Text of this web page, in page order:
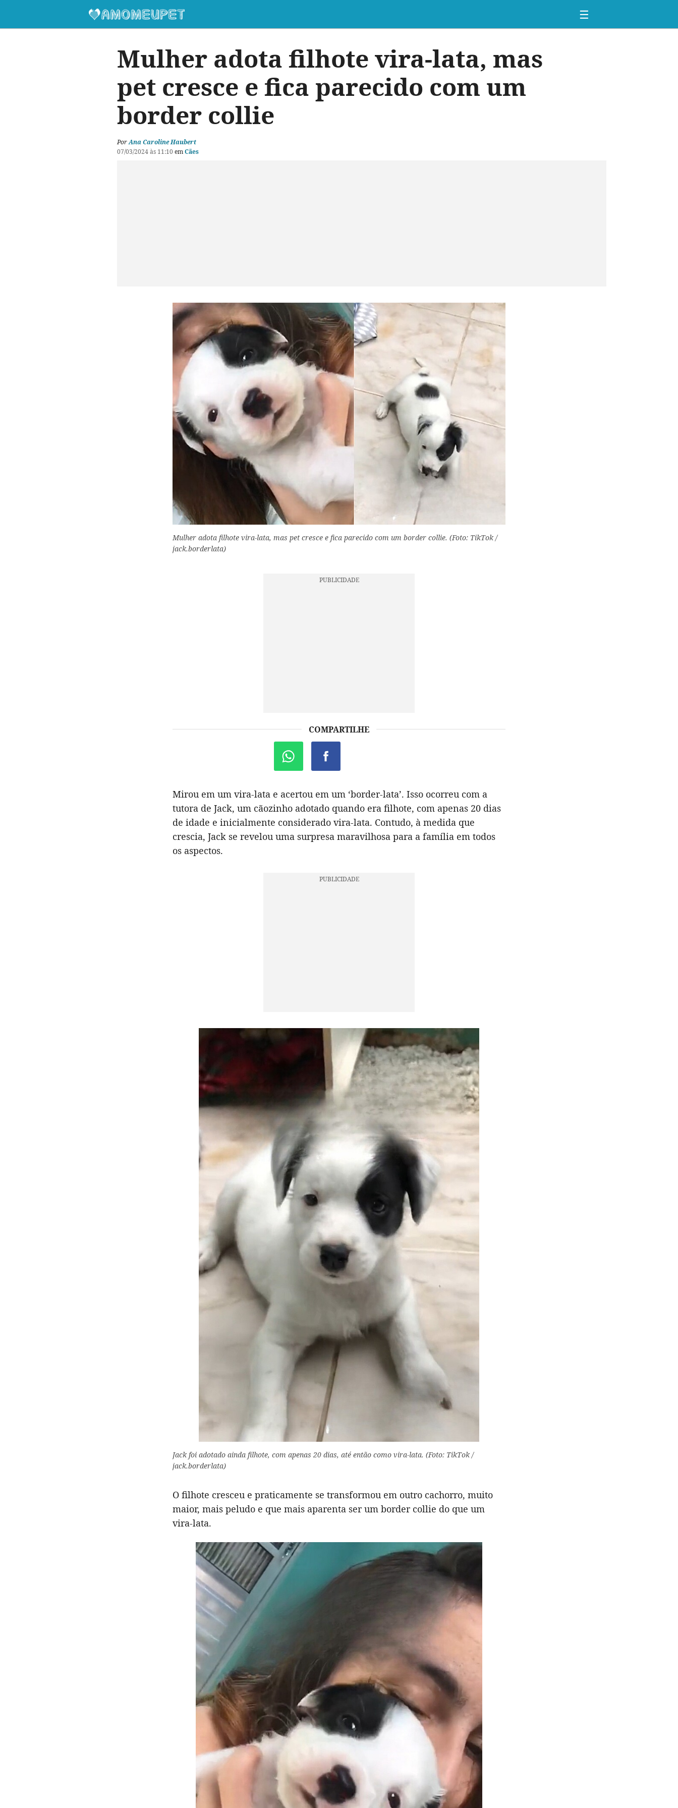
☰
Mulher adota filhote vira-lata, mas
pet cresce e fica parecido com um
border collie
PorAna Caroline Haubert
07/03/2024 às 11:10 emCães
Mulher adota filhote vira-lata, mas pet cresce e fica parecido com um border collie. (Foto: TikTok /
jack.borderlata)
COMPARTILHE
Mirou em um vira-lata e acertou em um ‘border-lata’. Isso ocorreu com a
tutora de Jack, um cãozinho adotado quando era filhote, com apenas 20 dias
de idade e inicialmente considerado vira-lata. Contudo, à medida que
crescia, Jack se revelou uma surpresa maravilhosa para a família em todos
os aspectos.
Jack foi adotado ainda filhote, com apenas 20 dias, até então como vira-lata. (Foto: TikTok /
jack.borderlata)
O filhote cresceu e praticamente se transformou em outro cachorro, muito
maior, mais peludo e que mais aparenta ser um border collie do que um
vira-lata.